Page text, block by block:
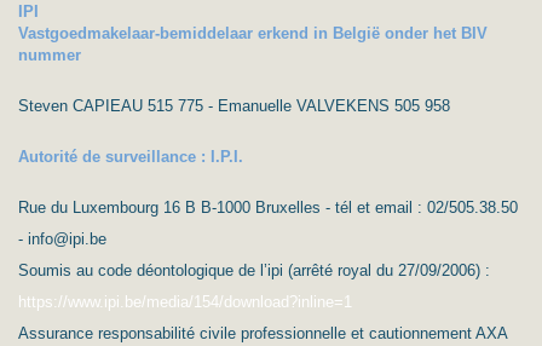
IPI
Vastgoedmakelaar-bemiddelaar erkend in België onder het BIV
nummer
Steven CAPIEAU 515 775 - Emanuelle VALVEKENS 505 958
Autorité de surveillance : I.P.I.
Rue du Luxembourg 16 B B-1000 Bruxelles - tél et email : 02/505.38.50
- info@ipi.be
Soumis au code déontologique de l’ipi (arrêté royal du 27/09/2006) :
https://www.ipi.be/media/154/download?inline=1
Assurance responsabilité civile professionnelle et cautionnement AXA